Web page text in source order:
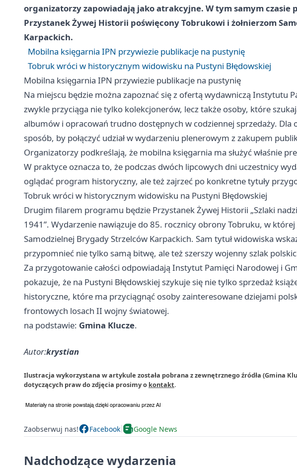
organizatorzy zapowiadają jako atrakcyjne. W tym samym czasie
Przystanek Żywej Historii poświęcony Tobrukowi i żołnierzom
Karpackich.
Mobilna księgarnia IPN przywiezie publikacje na pustynię
Tobruk wróci w historycznym widowisku na Pustyni Błędowskiej
Mobilna księgarnia IPN przywiezie publikacje na pustynię
Na miejscu będzie można zapoznać się z ofertą wydawniczą Instytutu
zwykle przyciąga nie tylko kolekcjonerów, lecz także osoby, które
albumów i opracowań trudno dostępnych w codziennej sprzedaży. Dla
sposób, by połączyć udział w wydarzeniu plenerowym z zakupem
Organizatorzy podkreślają, że mobilna księgarnia ma służyć właśnie
W praktyce oznacza to, że podczas dwóch lipcowych dni uczestnicy
oglądać program historyczny, ale też zajrzeć po konkretne tytuły
Tobruk wróci w historycznym widowisku na Pustyni Błędowskiej
Drugim filarem programu będzie Przystanek Żywej Historii „Szlaki
1941”. Wydarzenie nawiązuje do 85. rocznicy obrony Tobruku, w której
Samodzielnej Brygady Strzelców Karpackich. Sam tytuł widowiska
przypomnieć nie tylko samą bitwę, ale też szerszy wojenny szlak
Za przygotowanie całości odpowiadają Instytut Pamięci Narodowej i
pokazuje, że na Pustyni Błędowskiej szykuje się nie tylko sprzedaż
historyczne, które ma przyciągnąć osoby zainteresowane dziejami
frontowych losach II wojny światowej.
na podstawie: Gmina Klucze.
Autor:krystian
Ilustracja wykorzystana w artykule została pobrana z zewnętrznego źródła (Gmina
dotyczących praw do zdjęcia prosimy o kontakt.
Zaobserwuj nas! Facebook Google News
Nadchodzące wydarzenia